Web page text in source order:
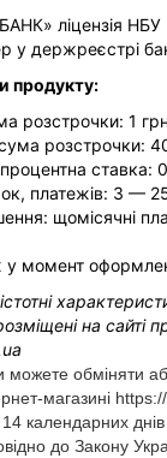
ліцензія НБУ
у держреєстрі
продукту:
розстрочки: 1 грн
розстрочки:
ставка:
платежів: 3 —
щомісячні
у момент
на сайті
можете обміняти
магазині
14 календарних
до Закону